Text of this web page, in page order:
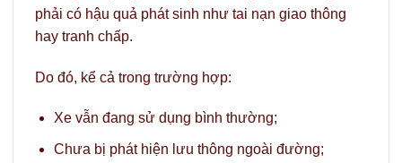
phải có hậu quả phát sinh như tai nạn giao thông
hay tranh chấp.
Do đó, kể cả trong trường hợp:
Xe vẫn đang sử dụng bình thường;
Chưa bị phát hiện lưu thông ngoài đường;